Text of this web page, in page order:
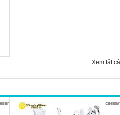
Xem tất cả